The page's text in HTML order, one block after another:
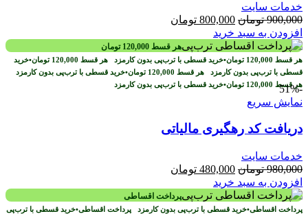
خدمات سایت
900,000 تومان قیمت
اصلی
900,000 تومان
بود.
800,000 تومان
800,000 تومان
است.
افزودن به سبد خرید
هر قسط 120,000 تومان
هر قسط 120,000 تومان•خرید قسطی با ترب‌پی بدون کارمزد هر قسط 120,000 تومان•خرید
قسطی با ترب‌پی بدون کارمزد هر قسط 120,000 تومان•خرید قسطی با ترب‌پی بدون کارمزد
هر قسط 120,000 تومان•خرید قسطی با ترب‌پی بدون کارمزد
-51%
نمایش سریع
دریافت کد رهگیری مالیاتی
خدمات سایت
980,000 تومان قیمت
اصلی
980,000 تومان
بود.
480,000 تومان
480,000 تومان
است.
افزودن به سبد خرید
پرداخت اقساطی
پرداخت اقساطی•خرید قسطی با ترب‌پی بدون کارمزد پرداخت اقساطی•خرید قسطی با ترب‌پی